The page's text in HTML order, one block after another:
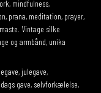
mindfulness,
prana, meditation, prayer,
Vintage silke
og armbånd, unika
julegave,
gave, selvforkælelse,